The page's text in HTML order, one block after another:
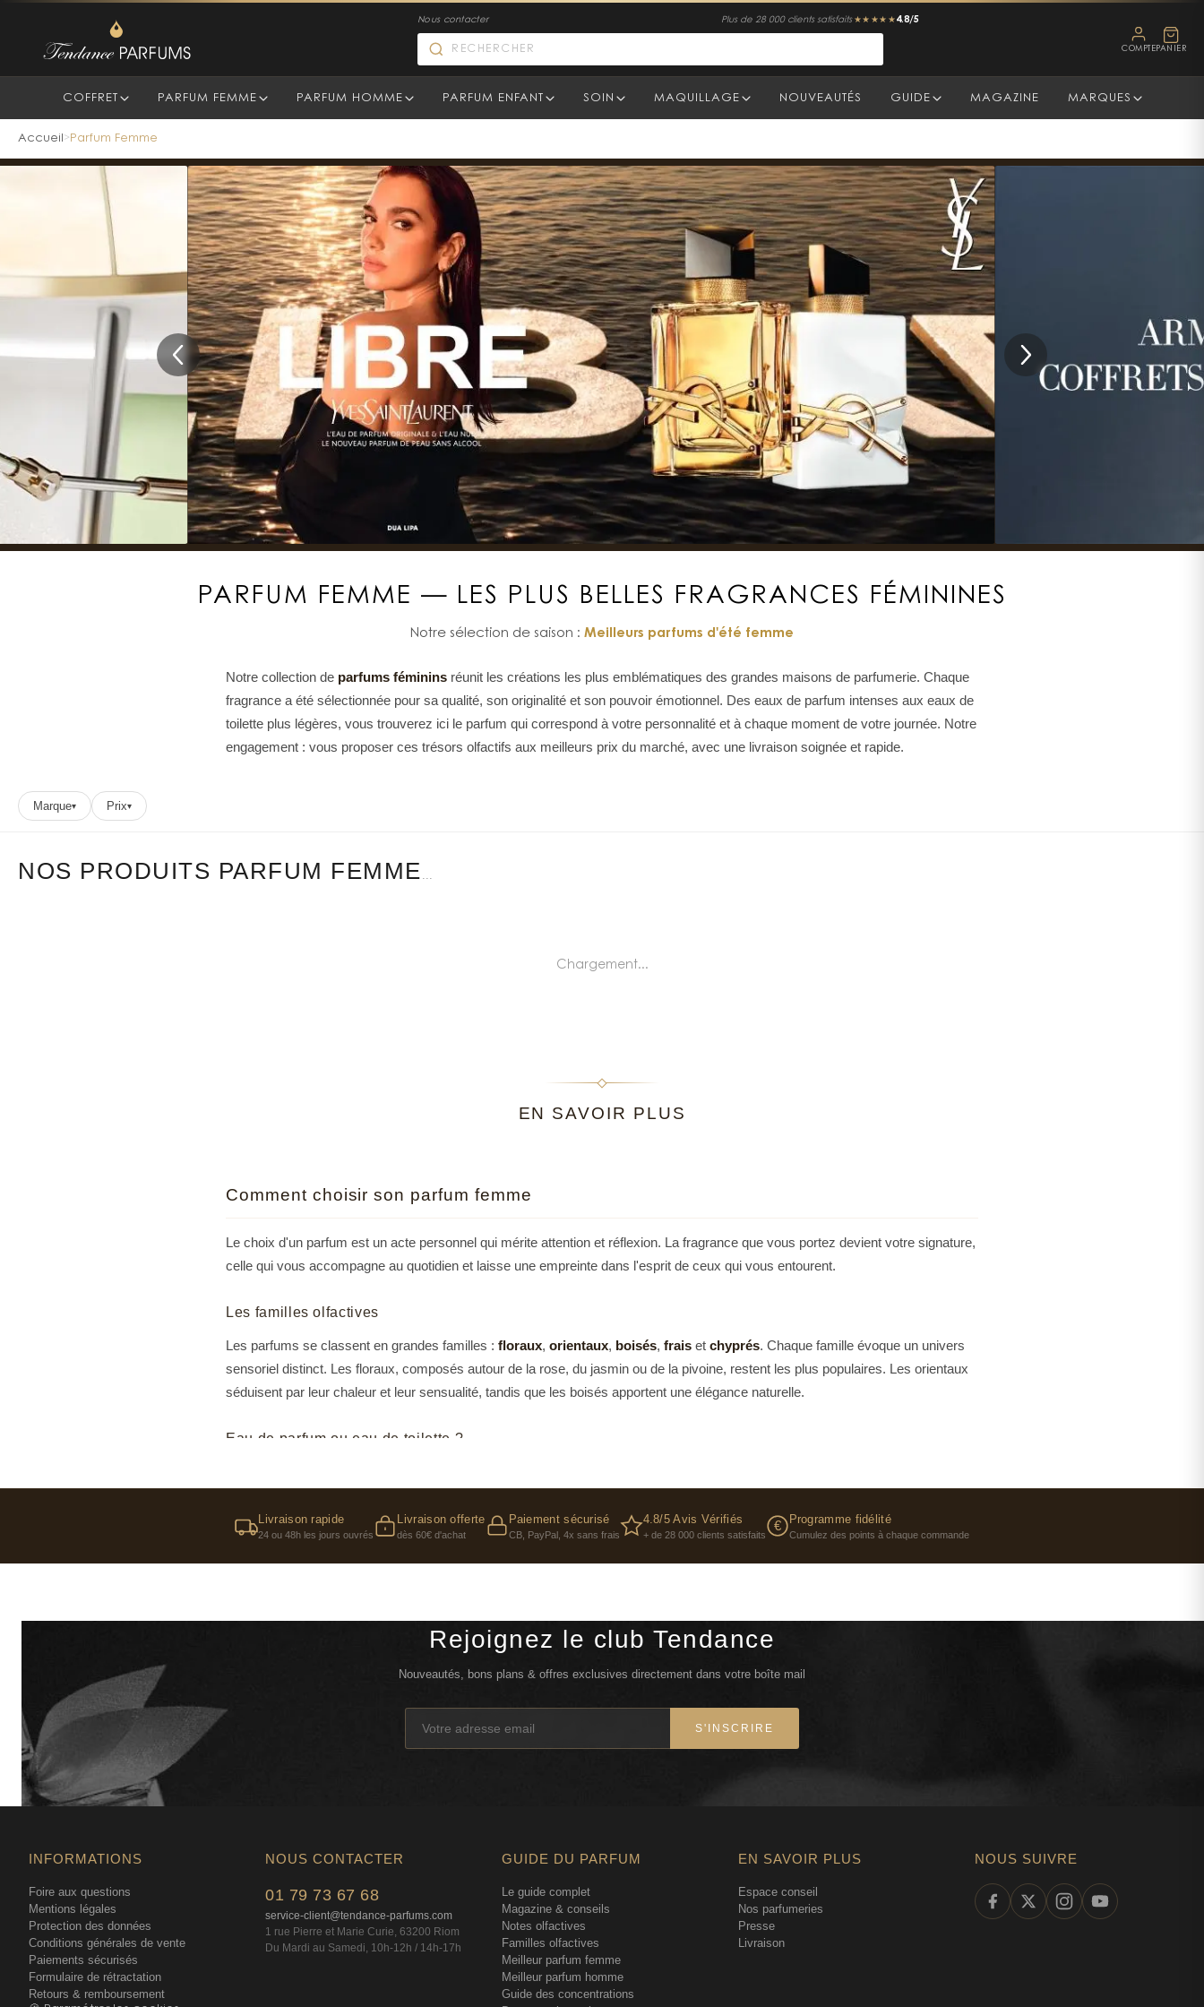
Nous contacter Plus de 28 000 clients satisfaits ★★★★★ 4.8/5
COMPTE PANIER
COFFRET PARFUM FEMME PARFUM HOMME PARFUM ENFANT SOIN MAQUILLAGE NOUVEAUTÉS GUIDE MAGAZINE MARQUES
Accueil > Parfum Femme
PARFUM FEMME — LES PLUS BELLES FRAGRANCES FÉMININES
Notre sélection de saison : Meilleurs parfums d'été femme
Notre collection de parfums féminins réunit les créations les plus emblématiques des grandes maisons de parfumerie. Chaque
fragrance a été sélectionnée pour sa qualité, son originalité et son pouvoir émotionnel. Des eaux de parfum intenses aux eaux de
toilette plus légères, vous trouverez ici le parfum qui correspond à votre personnalité et à chaque moment de votre journée. Notre
engagement : vous proposer ces trésors olfactifs aux meilleurs prix du marché, avec une livraison soignée et rapide.
Marque▾ Prix▾
NOS PRODUITS PARFUM FEMME
Chargement...
EN SAVOIR PLUS
Comment choisir son parfum femme
Le choix d'un parfum est un acte personnel qui mérite attention et réflexion. La fragrance que vous portez devient votre signature,
celle qui vous accompagne au quotidien et laisse une empreinte dans l'esprit de ceux qui vous entourent.
Les familles olfactives
Les parfums se classent en grandes familles : floraux, orientaux, boisés, frais et chyprés. Chaque famille évoque un univers
sensoriel distinct. Les floraux, composés autour de la rose, du jasmin ou de la pivoine, restent les plus populaires. Les orientaux
séduisent par leur chaleur et leur sensualité, tandis que les boisés apportent une élégance naturelle.
Eau de parfum ou eau de toilette ?
journées d'été. Certaines maisons proposent aussi des extraits de parfum ultra-concentrés pour une expérience olfactive
maximale.
Livraison rapide
24 ou 48h les jours ouvrés
Livraison offerte
dès 60€ d'achat
Paiement sécurisé
CB, PayPal, 4x sans frais
4.8/5 Avis Vérifiés
+ de 28 000 clients satisfaits
€ Programme fidélité
Cumulez des points à chaque commande
Rejoignez le club Tendance
Nouveautés, bons plans & offres exclusives directement dans votre boîte mail
S'INSCRIRE
INFORMATIONS
Foire aux questions
Mentions légales
Protection des données
Conditions générales de vente
Paiements sécurisés
Formulaire de rétractation
Retours & remboursement
NOUS CONTACTER
01 79 73 67 68
service-client@tendance-parfums.com
1 rue Pierre et Marie Curie, 63200 Riom
Du Mardi au Samedi, 10h-12h / 14h-17h
GUIDE DU PARFUM
Le guide complet
Magazine & conseils
Notes olfactives
Familles olfactives
Meilleur parfum femme
Meilleur parfum homme
Guide des concentrations
EN SAVOIR PLUS
Espace conseil
Nos parfumeries
Presse
Livraison
NOUS SUIVRE